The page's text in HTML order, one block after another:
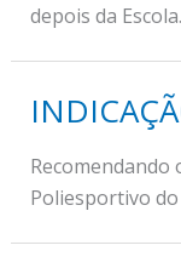
depois da Escola.
Poliesportivo